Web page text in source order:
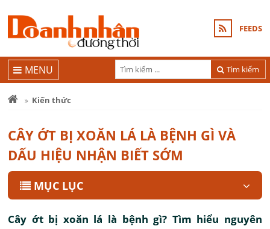
FEEDS
Tìm kiếm
MENU
Kiến thức
CÂY ỚT BỊ XOĂN LÁ LÀ BỆNH GÌ VÀ
DẤU HIỆU NHẬN BIẾT SỚM
MỤC LỤC
Cây ớt bị xoăn lá là bệnh gì? Tìm hiểu nguyên